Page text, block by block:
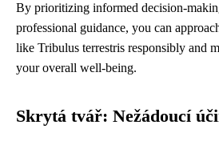
By prioritizing informed decision-
professional guidance, you can
like Tribulus terrestris responsibly and
your overall well-being.
Skrytá tvář: Nežádoucí